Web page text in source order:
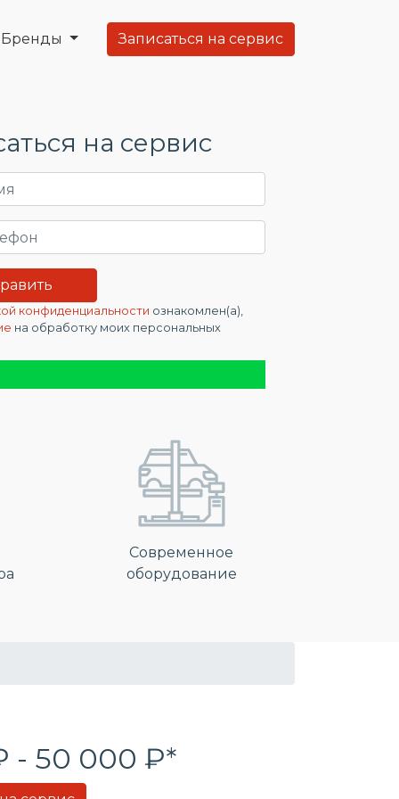
Бренды Записаться на сервис
на сервис
конфиденциальности ознакомлен(а),
на обработку моих персональных
Современное
оборудование
- 50 000 ₽*